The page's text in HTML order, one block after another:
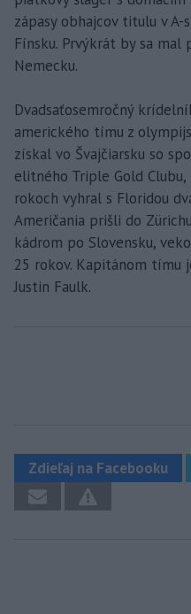
zápasy obhajcov titulu v
Fínsku. Prvýkrát by sa
Nemecku.
Dvadsaťosemročný
amerického tímu z
získal vo Švajčiarsku so
elitného Triple Gold
rokoch vyhral s Floridou
Američania prišli do
kádrom po Slovensku,
25 rokov. Kapitánom tímu
Justin Faulk.
Zdieľaj na Facebooku